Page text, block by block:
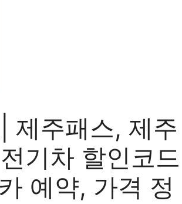
제주패스, 제주
기차 할인코드
예약, 가격 정